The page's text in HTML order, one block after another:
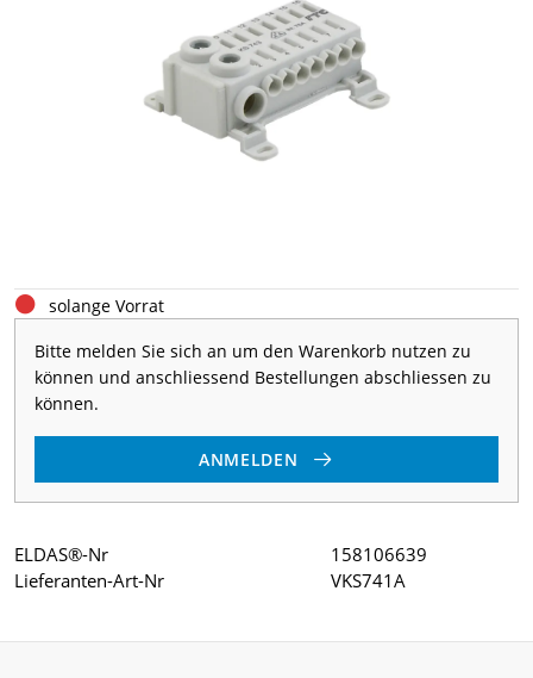
solange Vorrat
Bitte melden Sie sich an um den Warenkorb nutzen zu
können und anschliessend Bestellungen abschliessen zu
können.
ANMELDEN
ELDAS®-Nr
158106639
Lieferanten-Art-Nr
VKS741A